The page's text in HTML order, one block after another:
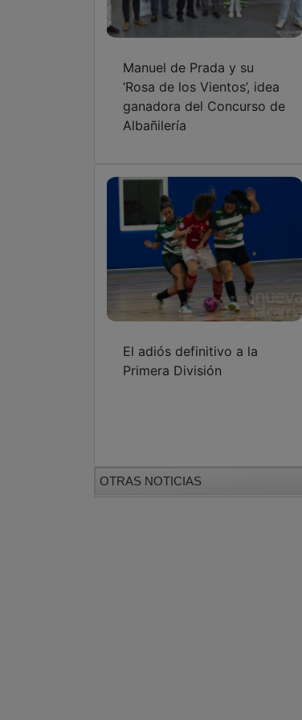
Manuel de Prada y su
‘Rosa de los Vientos’, idea
ganadora del Concurso de
Albañilería
El adiós definitivo a la
Primera División
OTRAS NOTICIAS